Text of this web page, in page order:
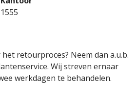
retourproces? Neem dan a.u.b.
Wij streven ernaar
werkdagen te behandelen.